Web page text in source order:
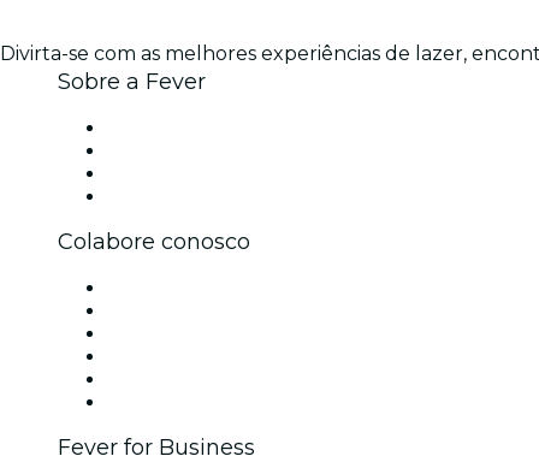
Divirta-se com as melhores experiências de lazer,
Sobre a Fever
Colabore conosco
Fever for Business